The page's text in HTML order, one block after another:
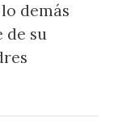
demás
de su